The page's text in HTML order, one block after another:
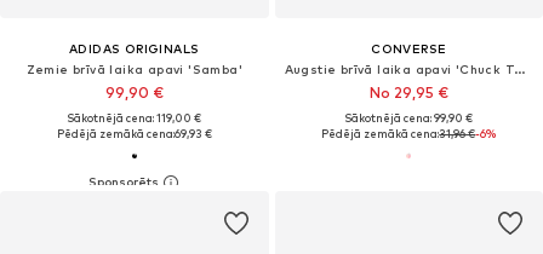
ADIDAS ORIGINALS
Zemie brīvā laika apavi 'Samba'
99,90 €
Sākotnējā cena: 119,00 €
Pēdējā zemākā cena:69,93 €
CONVERSE
Augstie brīvā laika apavi 'Chuck Taylor All Star'
No 29,95 €
Sākotnējā cena: 99,90 €
Pēdējā zemākā cena:31,96 €-6%